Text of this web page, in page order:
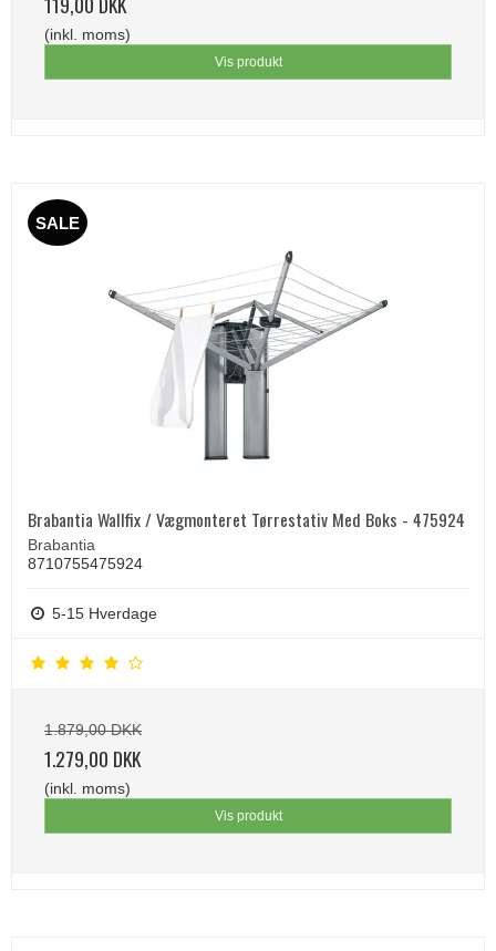
(inkl. moms)
Vis produkt
SALE
Brabantia Wallfix / Vægmonteret Tørrestativ Med Boks - 475924
Brabantia
8710755475924
5-15 Hverdage
1.879,00 DKK
1.279,00 DKK
(inkl. moms)
Vis produkt